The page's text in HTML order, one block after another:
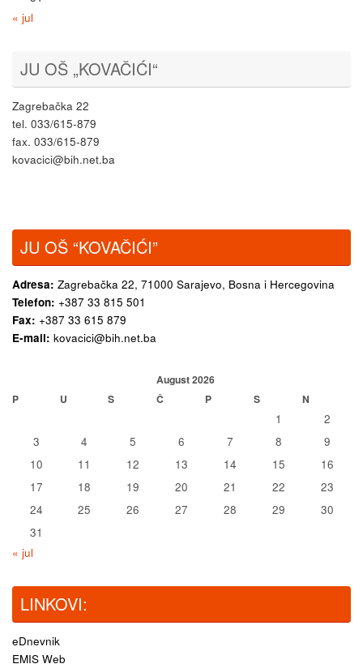
« jul
JU OŠ „KOVAČIĆI“
Zagrebačka 22
tel. 033/615-879
fax. 033/615-879
kovacici@bih.net.ba
JU OŠ “KOVAČIĆI”
Adresa: Zagrebačka 22, 71000 Sarajevo, Bosna i Hercegovina
Telefon: +387 33 815 501
Fax: +387 33 615 879
E-mail: kovacici@bih.net.ba
August 2026
P
U S Č P S N
1
2
3
4 5 6 7 8
9
10
11 12 13 14 15
16
17
18 19 20 21 22
23
24
25 26 27 28 29
30
31
« jul
LINKOVI:
eDnevnik
EMIS Web